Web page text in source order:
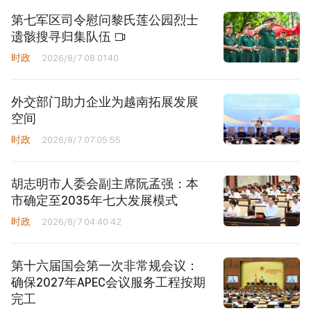
第七军区司令慰问黎氏莲公园烈士
遗骸搜寻归集队伍
时政 2026/8/7 08:01:40
外交部门助力企业为越南拓展发展
空间
时政 2026/8/7 07:05:55
胡志明市人委会副主席阮孟强：本
市确定至2035年七大发展模式
时政 2026/8/7 04:40:42
第十六届国会第一次非常规会议：
确保2027年APEC会议服务工程按期
完工